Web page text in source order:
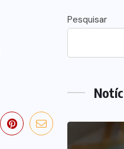
Pesquisar